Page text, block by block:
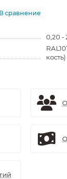
В сравнение
0,20 -
кость)